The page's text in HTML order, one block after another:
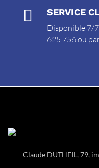
 SERVICE
Disponible 7/
625 756 ou
Claude DUTHEIL, 79,